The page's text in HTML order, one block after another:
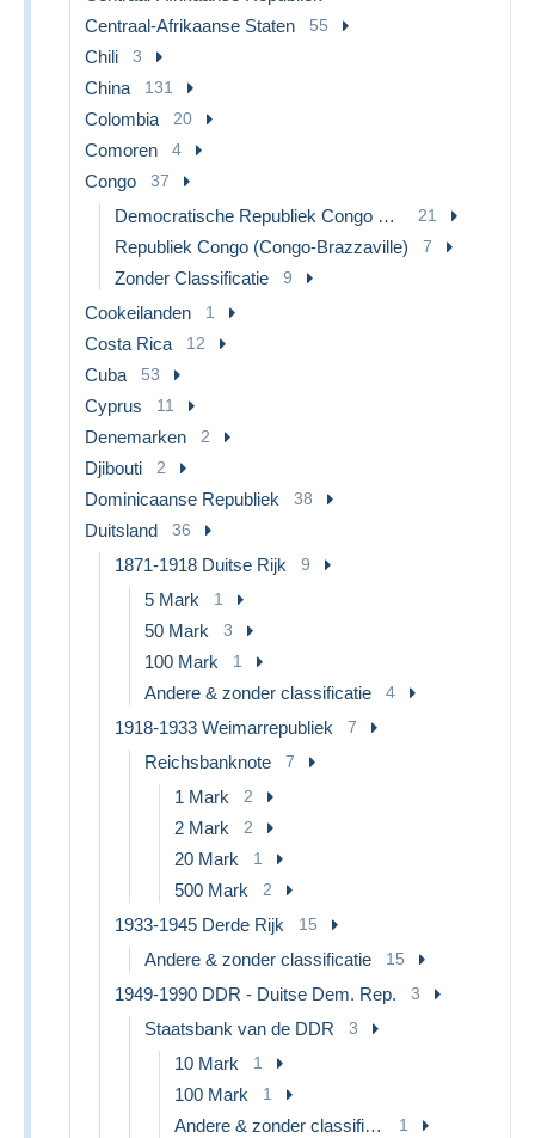
Centraal-Afrikaanse Staten 55
Chili 3
China 131
Colombia 20
Comoren 4
Congo 37
Democratische Republiek Congo & Zaire 21
Republiek Congo (Congo-Brazzaville) 7
Zonder Classificatie 9
Cookeilanden 1
Costa Rica 12
Cuba 53
Cyprus 11
Denemarken 2
Djibouti 2
Dominicaanse Republiek 38
Duitsland 36
1871-1918 Duitse Rijk 9
5 Mark 1
50 Mark 3
100 Mark 1
Andere & zonder classificatie 4
1918-1933 Weimarrepubliek 7
Reichsbanknote 7
1 Mark 2
2 Mark 2
20 Mark 1
500 Mark 2
1933-1945 Derde Rijk 15
Andere & zonder classificatie 15
1949-1990 DDR - Duitse Dem. Rep. 3
Staatsbank van de DDR 3
10 Mark 1
100 Mark 1
Andere & zonder classificatie 1